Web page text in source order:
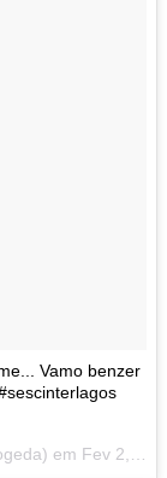
Vamo benzer
em Fev 2, 2014 at 1:42 PST